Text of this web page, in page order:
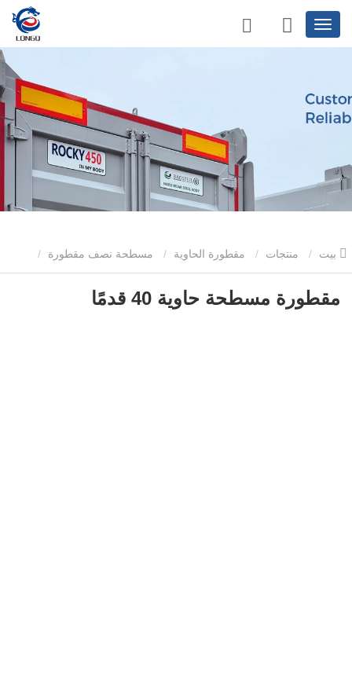
منتجات مقطورة الحاوية مسطحة نصف مقطورة
مقطورة مسطحة حاوية 40 قدمًا
مقطورة مسطحة حاوية 40 قدمًا